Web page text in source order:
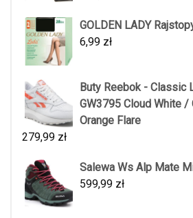
GOLDEN LADY
6,99 zł
Buty Reebok - Classic
GW3795 Cloud White
Orange Flare
279,99 zł
Salewa Ws Alp Mate
599,99 zł